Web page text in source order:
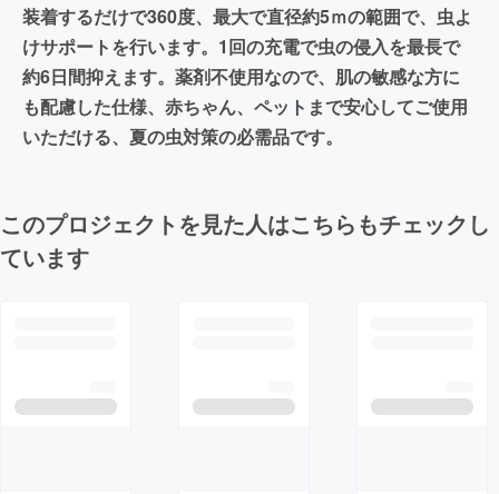
装着するだけで360度、最大で直径約5ｍの範囲で、虫よ
けサポートを行います。1回の充電で虫の侵入を最長で
約6日間抑えます。薬剤不使用なので、肌の敏感な方に
も配慮した仕様、赤ちゃん、ペットまで安心してご使用
いただける、夏の虫対策の必需品です。
このプロジェクトを見た人はこちらもチェックし
ています